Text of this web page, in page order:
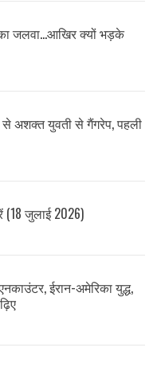
का जलवा…आखिर क्यों भड़के
से अशक्त युवती से गैंगरेप, पहली
(18 जुलाई 2026)
ईरान-अमेरिका युद्ध,